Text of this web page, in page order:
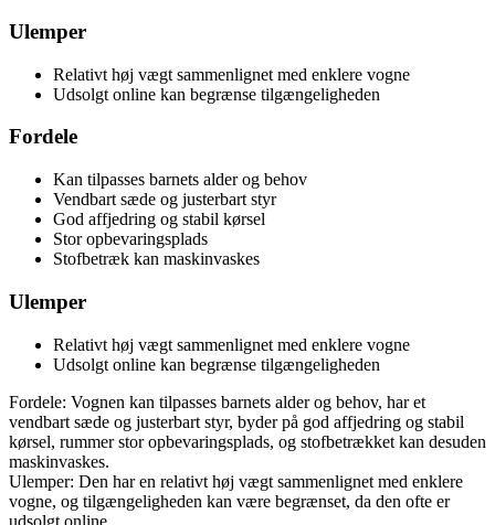
Ulemper
Relativt høj vægt sammenlignet med enklere vogne
Udsolgt online kan begrænse tilgængeligheden
Fordele
Kan tilpasses barnets alder og behov
Vendbart sæde og justerbart styr
God affjedring og stabil kørsel
Stor opbevaringsplads
Stofbetræk kan maskinvaskes
Ulemper
Relativt høj vægt sammenlignet med enklere vogne
Udsolgt online kan begrænse tilgængeligheden
Fordele: Vognen kan tilpasses barnets alder og behov, har et
vendbart sæde og justerbart styr, byder på god affjedring og stabil
kørsel, rummer stor opbevaringsplads, og stofbetrækket kan desuden
maskinvaskes.
Ulemper: Den har en relativt høj vægt sammenlignet med enklere
vogne, og tilgængeligheden kan være begrænset, da den ofte er
udsolgt online.